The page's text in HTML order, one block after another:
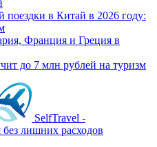
поездки в Китай в 2026 году:
Франция и Греция в
до 7 млн рублей на туризм
SelfTravel -
лишних расходов